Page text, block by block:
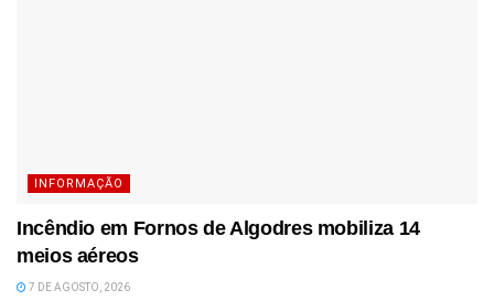
INFORMAÇÃO
Incêndio em Fornos de Algodres mobiliza 14
meios aéreos
7 DE AGOSTO, 2026